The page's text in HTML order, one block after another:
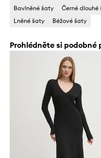
Bavlněné šaty
Černé dlouhé
Lněné šaty
Béžové šaty
Prohlédněte si podobné